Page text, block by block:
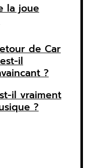
la joue
de Car
il
?
il vraiment
?